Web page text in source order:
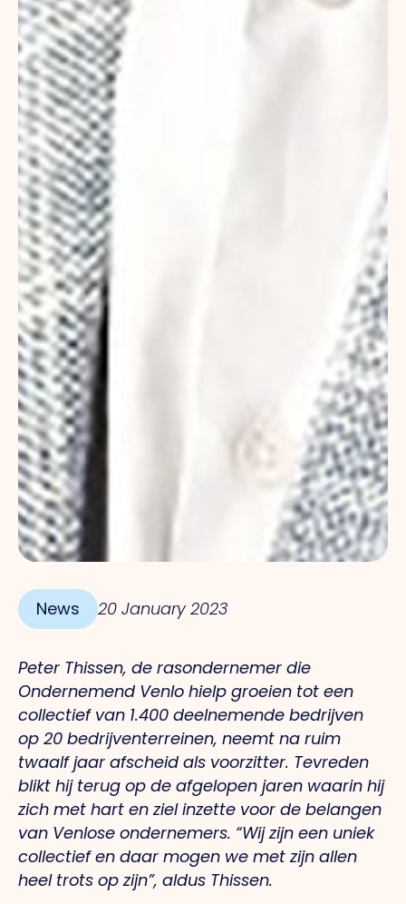
News 20 January 2023
Peter Thissen, de rasondernemer die
Ondernemend Venlo hielp groeien tot een
collectief van 1.400 deelnemende bedrijven
op 20 bedrijventerreinen, neemt na ruim
twaalf jaar afscheid als voorzitter. Tevreden
blikt hij terug op de afgelopen jaren waarin hij
zich met hart en ziel inzette voor de belangen
van Venlose ondernemers. “Wij zijn een uniek
collectief en daar mogen we met zijn allen
heel trots op zijn”, aldus Thissen.